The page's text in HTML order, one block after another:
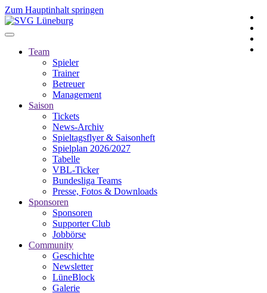
Zum Hauptinhalt springen
Team
Spieler
Trainer
Betreuer
Management
Saison
Tickets
News-Archiv
Spieltagsflyer & Saisonheft
Spielplan 2026/2027
Tabelle
VBL-Ticker
Bundesliga Teams
Presse, Fotos & Downloads
Sponsoren
Sponsoren
Supporter Club
Jobbörse
Community
Geschichte
Newsletter
LüneBlock
Galerie